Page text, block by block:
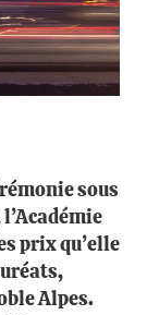
sous
prix qu’elle
Alpes.